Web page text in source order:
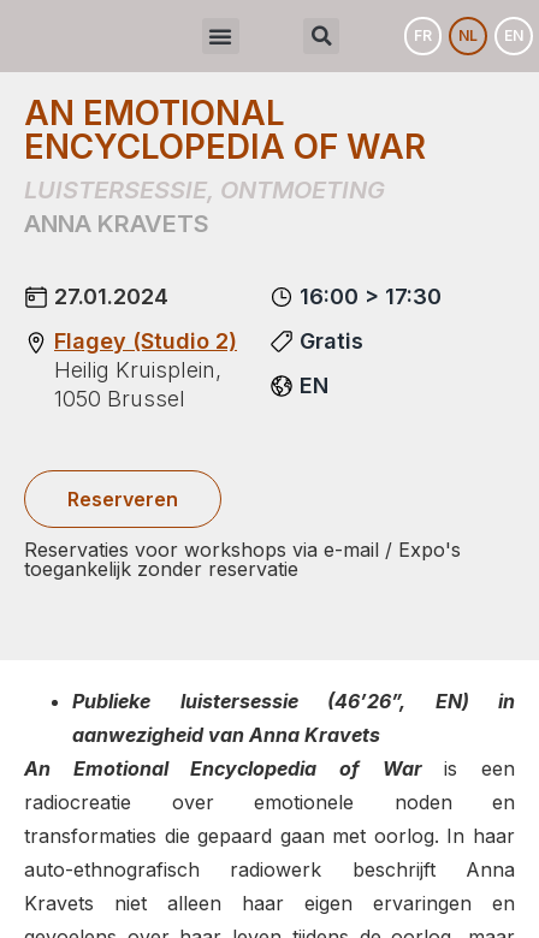
FR NL EN
AN EMOTIONAL
ENCYCLOPEDIA OF WAR
LUISTERSESSIE, ONTMOETING
ANNA KRAVETS
27.01.2024
Flagey (Studio 2)
Heilig Kruisplein,
1050 Brussel
16:00 > 17:30
Gratis
EN
Reserveren
Reservaties voor workshops via e-mail / Expo's
toegankelijk zonder reservatie
Publieke luistersessie (46’26”, EN) in
aanwezigheid van Anna Kravets
An Emotional Encyclopedia of Waris een
radiocreatie over emotionele noden en
transformaties die gepaard gaan met oorlog. In haar
auto-ethnografisch radiowerk beschrijft Anna
Kravets niet alleen haar eigen ervaringen en